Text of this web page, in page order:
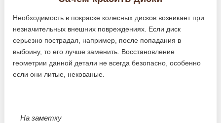
Необходимость в покраске колесных дисков возникает при
незначительных внешних повреждениях. Если диск
серьезно пострадал, например, после попадания в
выбоину, то его лучше заменить. Восстановление
геометрии данной детали не всегда безопасно, особенно
если они литые, некованые.
На заметку